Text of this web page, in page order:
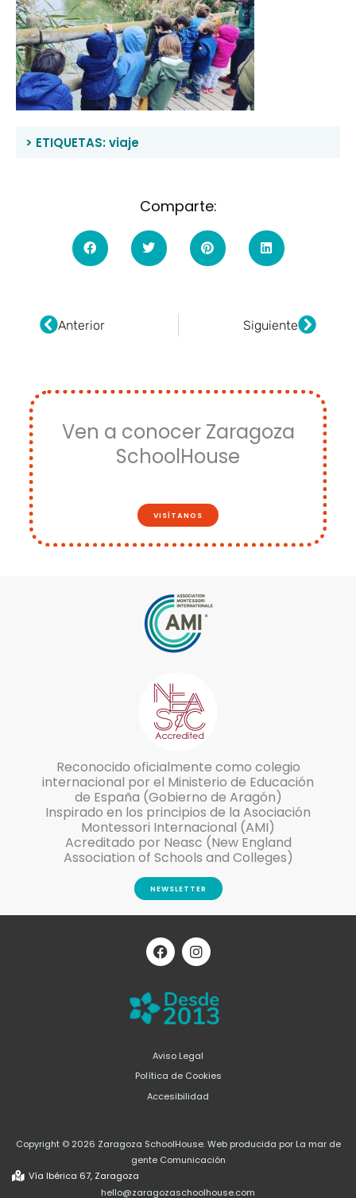
> ETIQUETAS:viaje
Comparte:
Anterior Siguiente
Ven a conocer Zaragoza
SchoolHouse
VISÍTANOS
Reconocido oficialmente como colegio
internacional por el Ministerio de Educación
de España (Gobierno de Aragón)
Inspirado en los principios de la Asociación
Montessori Internacional (AMI)
Acreditado por Neasc (New England
Association of Schools and Colleges)
NEWSLETTER
Aviso Legal
Política de Cookies
Accesibilidad
F
a
c
b
o
o
I
n
s
a
g
r
m
Copyright © 2026 Zaragoza SchoolHouse. Web producida por La mar de
gente Comunicación
Vía Ibérica 67, Zaragoza
hello@zaragozaschoolhouse.com